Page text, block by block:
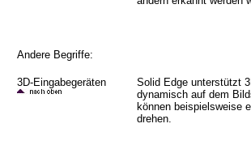
Andere Begriffe:
3D-Eingabegeräten
Solid Edge unterstützt
dynamisch auf dem
können beispielsweise
drehen.